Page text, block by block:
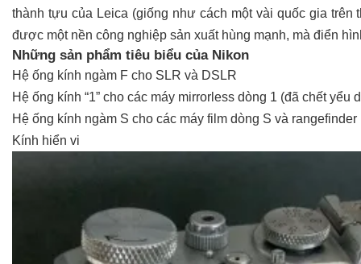
thành tựu của Leica (giống như cách một vài quốc gia
được một nền công nghiệp sản xuất hùng mạnh, mà điển
Những sản phẩm tiêu biểu của Nikon
Hệ ống kính ngàm F cho SLR và DSLR
Hệ ống kính “1” cho các máy mirrorless dòng 1 (đã chết
Hệ ống kính ngàm S cho các máy film dòng S và rangefinder
Kính hiển vi